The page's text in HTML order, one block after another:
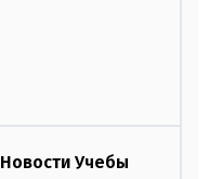
Новости Учебы